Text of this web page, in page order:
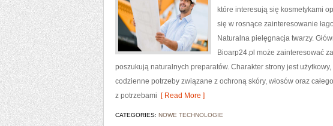
które interesują się kosmetykami
się w rosnące zainteresowanie
Naturalna pielęgnacja twarzy.
Bioarp24.pl może zainteresować
poszukują naturalnych preparatów. Charakter strony jest
codzienne potrzeby związane z ochroną skóry, włosów oraz
z potrzebami [ Read More ]
CATEGORIES: NOWE TECHNOLOGIE